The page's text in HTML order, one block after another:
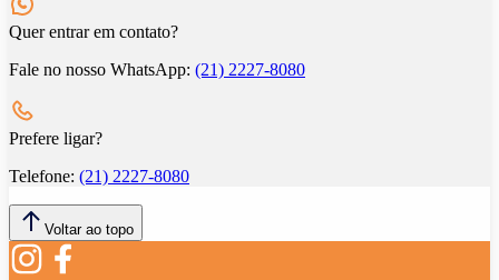
Quer entrar em contato?
Fale no nosso WhatsApp: (21) 2227-8080
Prefere ligar?
Telefone: (21) 2227-8080
Voltar ao topo